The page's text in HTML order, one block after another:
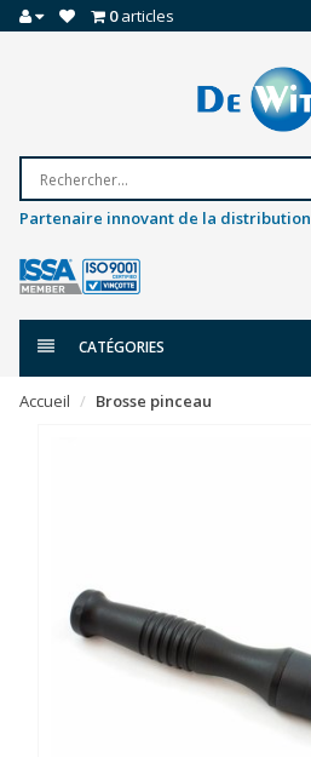
0articles
Partenaire innovant de la distribution
CATÉGORIES
Accueil Brosse pinceau